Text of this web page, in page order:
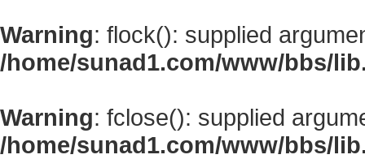
Warning: flock(): supplied
/home/sunad1.com/www/bbs/
Warning: fclose(): supplied
/home/sunad1.com/www/bbs/